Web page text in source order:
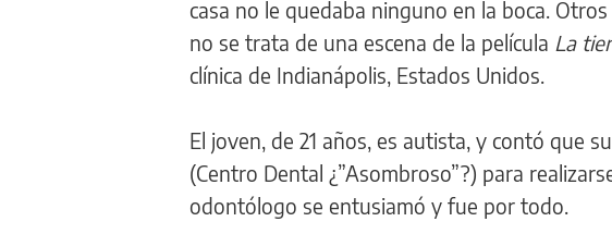
casa no le quedaba ninguno en la boca.
no se trata de una escena de la película La
clínica de Indianápolis, Estados Unidos.
El joven, de 21 años, es autista, y contó que
(Centro Dental ¿”Asombroso”?) para
odontólogo se entusiamó y fue por todo.